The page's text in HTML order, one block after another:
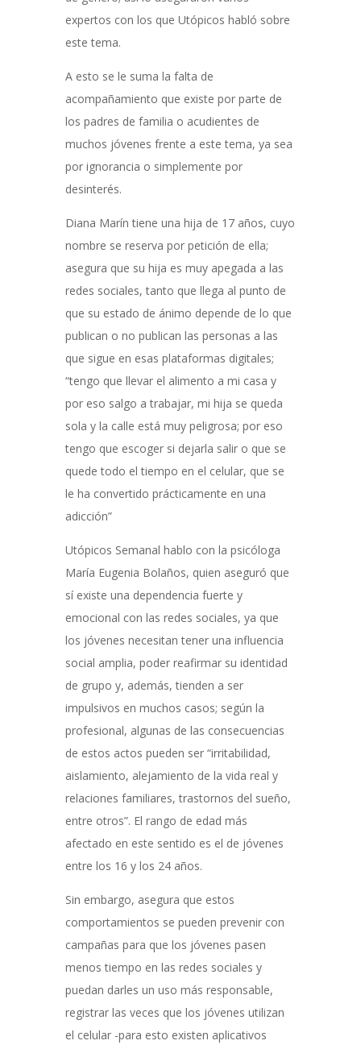
expertos con los que Utópicos habló sobre
este tema.
A esto se le suma la falta de
acompañamiento que existe por parte de
los padres de familia o acudientes de
muchos jóvenes frente a este tema, ya sea
por ignorancia o simplemente por
desinterés.
Diana Marín tiene una hija de 17 años, cuyo
nombre se reserva por petición de ella;
asegura que su hija es muy apegada a las
redes sociales, tanto que llega al punto de
que su estado de ánimo depende de lo que
publican o no publican las personas a las
que sigue en esas plataformas digitales;
“tengo que llevar el alimento a mi casa y
por eso salgo a trabajar, mi hija se queda
sola y la calle está muy peligrosa; por eso
tengo que escoger si dejarla salir o que se
quede todo el tiempo en el celular, que se
le ha convertido prácticamente en una
adicción”
Utópicos Semanal hablo con la psicóloga
María Eugenia Bolaños, quien aseguró que
sí existe una dependencia fuerte y
emocional con las redes sociales, ya que
los jóvenes necesitan tener una influencia
social amplia, poder reafirmar su identidad
de grupo y, además, tienden a ser
impulsivos en muchos casos; según la
profesional, algunas de las consecuencias
de estos actos pueden ser “irritabilidad,
aislamiento, alejamiento de la vida real y
relaciones familiares, trastornos del sueño,
entre otros”. El rango de edad más
afectado en este sentido es el de jóvenes
entre los 16 y los 24 años.
Sin embargo, asegura que estos
comportamientos se pueden prevenir con
campañas para que los jóvenes pasen
menos tiempo en las redes sociales y
puedan darles un uso más responsable,
registrar las veces que los jóvenes utilizan
el celular -para esto existen aplicativos